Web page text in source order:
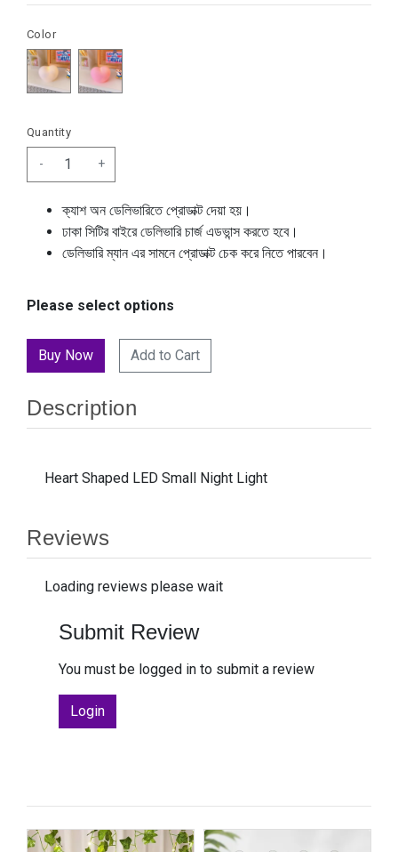
Color
Quantity
- +
ক্যাশ অন ডেলিভারিতে প্রোডাক্ট দেয়া হয়।
ঢাকা সিটির বাইরে ডেলিভারি চার্জ এডভান্স করতে হবে।
ডেলিভারি ম্যান এর সামনে প্রোডাক্ট চেক করে নিতে পারবেন।
Please select options
Add to Cart
Description
Heart Shaped LED Small Night Light
Reviews
Loading reviews please wait
Submit Review
You must be logged in to submit a review
Login